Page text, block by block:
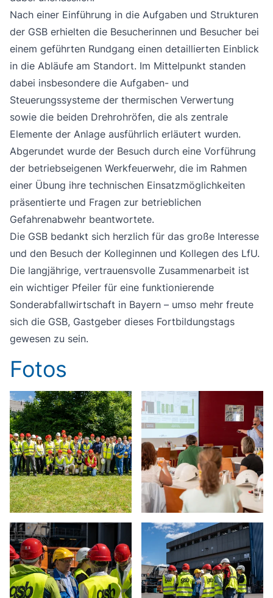
Nach einer Einführung in die Aufgaben und Strukturen
der GSB erhielten die Besucherinnen und Besucher bei
einem geführten Rundgang einen detaillierten Einblick
in die Abläufe am Standort. Im Mittelpunkt standen
dabei insbesondere die Aufgaben- und
Steuerungssysteme der thermischen Verwertung
sowie die beiden Drehrohröfen, die als zentrale
Elemente der Anlage ausführlich erläutert wurden.
Abgerundet wurde der Besuch durch eine Vorführung
der betriebseigenen Werkfeuerwehr, die im Rahmen
einer Übung ihre technischen Einsatzmöglichkeiten
präsentierte und Fragen zur betrieblichen
Gefahrenabwehr beantwortete.
Die GSB bedankt sich herzlich für das große Interesse
und den Besuch der Kolleginnen und Kollegen des LfU.
Die langjährige, vertrauensvolle Zusammenarbeit ist
ein wichtiger Pfeiler für eine funktionierende
Sonderabfallwirtschaft in Bayern – umso mehr freute
sich die GSB, Gastgeber dieses Fortbildungstags
gewesen zu sein.
Fotos